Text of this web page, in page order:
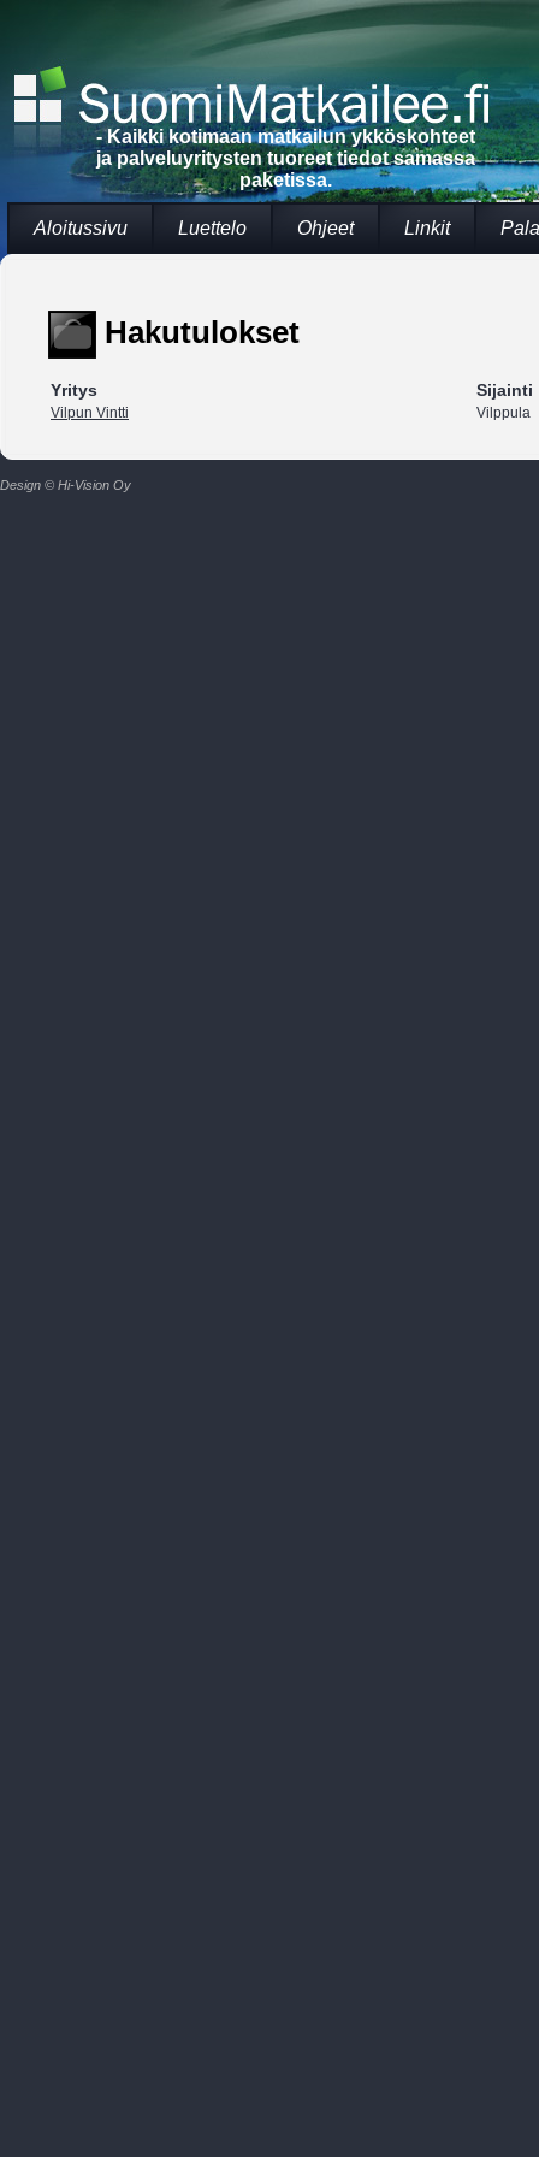
- Kaikki kotimaan matkailun ykköskohteet
ja palveluyritysten tuoreet tiedot samassa
paketissa.
Aloitussivu Luettelo Ohjeet Linkit
Hakutulokset
Yritys Sijainti
Vilpun Vintti Vilppula
Design © Hi-Vision Oy